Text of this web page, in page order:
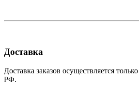
Доставка
Доставка заказов осуществляется
РФ.